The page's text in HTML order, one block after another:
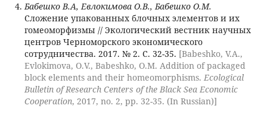
Бабешко В.А, Евлокимова О.В., Бабешко О.М.
Сложение упакованных блочных элементов и их
гомеоморфизмы // Экологический вестник научных
центров Черноморского экономического
сотрудничества. 2017. № 2. С. 32-35. [Babeshko, V.A.,
Evlokimova, O.V., Babeshko, O.M. Addition of packaged
block elements and their homeomorphisms. Ecological
Bulletin of Research Centers of the Black Sea Economic
Cooperation, 2017, no. 2, pp. 32-35. (In Russian)]